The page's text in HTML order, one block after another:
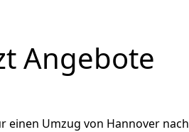
Angebote
einen Umzug von Hannover nach